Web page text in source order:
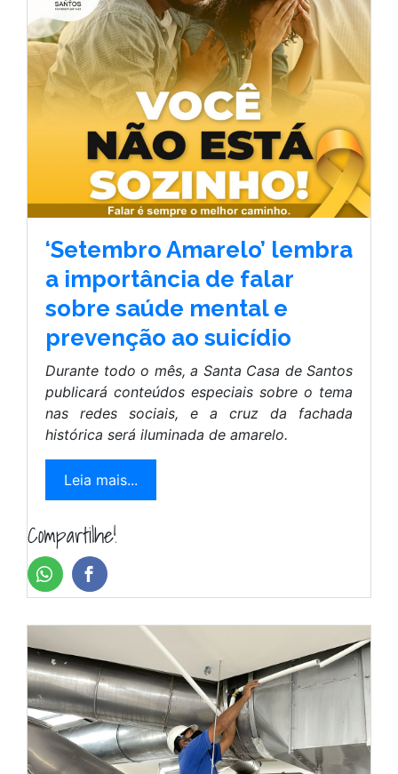
‘Setembro Amarelo’ lembra
a importância de falar
sobre saúde mental e
prevenção ao suicídio
Durante todo o mês, a Santa Casa de Santos
publicará conteúdos especiais sobre o tema
nas redes sociais, e a cruz da fachada
histórica será iluminada de amarelo.
Leia mais...
Compartilhe!